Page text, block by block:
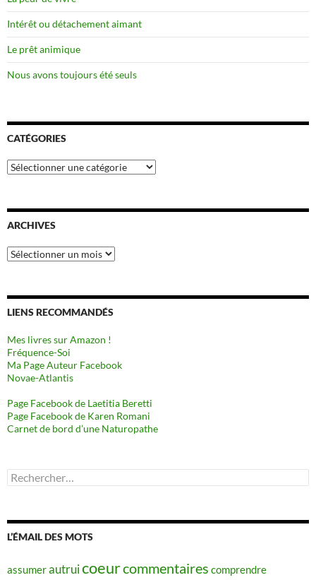
Intérêt ou détachement aimant
Le prêt animique
Nous avons toujours été seuls
CATÉGORIES
Catégories
ARCHIVES
Archives
LIENS RECOMMANDÉS
Mes livres sur Amazon !
Fréquence-Soi
Ma Page Auteur Facebook
Novae-Atlantis
Page Facebook de Laetitia Beretti
Page Facebook de Karen Romani
Carnet de bord d’une Naturopathe
Rechercher :
L’ÉMAIL DES MOTS
assumerautruicoeurcommentaires comprendre